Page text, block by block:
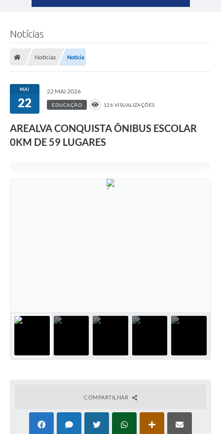
Notícias
Notícias Notícia
MAI
22
22 MAI 2026
EDUCAÇÃO 126 VISUALIZAÇÕES
AREALVA CONQUISTA ÔNIBUS ESCOLAR
0KM DE 59 LUGARES
COMPARTILHAR